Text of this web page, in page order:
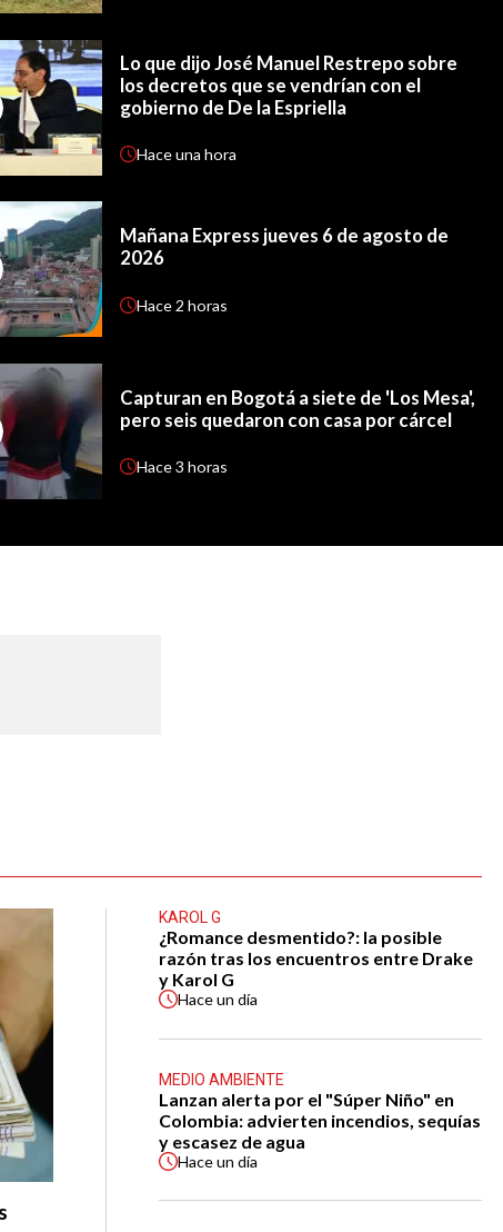
Lo que dijo José Manuel Restrepo sobre
los decretos que se vendrían con el
gobierno de De la Espriella
Haceuna hora
Mañana Express jueves 6 de agosto de
2026
Hace2 horas
Capturan en Bogotá a siete de 'Los Mesa',
pero seis quedaron con casa por cárcel
Hace3 horas
MEDIO AMBIENTE
Lanzan alerta por el "Súper Niño" en
Colombia: advierten incendios, sequías
y escasez de agua
Haceun día
KAROL G
¿Romance desmentido?: la posible
razón tras los encuentros entre Drake
y Karol G
Haceun día